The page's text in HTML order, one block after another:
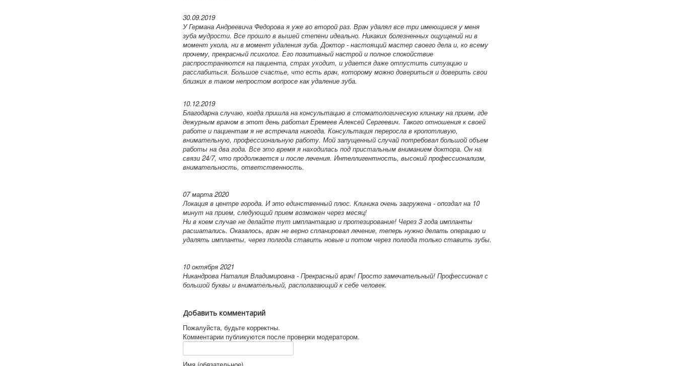
30.09.2019
У Германа Андреевича Федорова я уже во второй раз. Врач удалял все три имеющиеся у меня
зуба мудрости. Все прошло в вышей степени идеально. Никаких болезненных ощущений ни в
момент укола, ни в момент удаления зуба. Доктор - настоящий мастер своего дела и, ко всему
прочему, прекрасный психолог. Его позитивный настрой и полное спокойствие
распространяются на пациента, страх уходит, и удается даже отпустить ситуацию и
расслабиться. Большое счастье, что есть врач, которому можно довериться и доверить свои
близких в таком непростом вопросе как удаление зуба.
10.12.2019
Благодарна случаю, когда пришла на консультацию в стоматологическую клинику на прием, где
дежурным врачом в этот день работал Еремеев Алексей Сергеевич. Такого отношения к своей
работе и пациентам я не встречала никогда. Консультация переросла в кропотливую,
внимательную, профессиональную работу. Мой запущенный случай потребовал большой объем
работы на два года. Все это время я находилась под пристальным вниманием доктора. Он на
связи 24/7, что продолжается и после лечения. Интеллигентность, высокий профессионализм,
внимательность, ответственность.
07 марта 2020
Локация в центре города. И это единственный плюс. Клиника очень загружена - опоздал на 10
минут на прием, следующий прием возможен через месяц!
Ни в коем случае не делайте тут имплантацию и протезирование! Через 3 года импланты
расшатались. Оказалось, врач не верно спланировал лечение, теперь нужно делать операцию и
удалять импланты, через полгода ставить новые и потом через полгода только ставить зубы.
10 октября 2021
Никандрова Наталия Владимировна - Прекрасный врач! Просто замечательный! Профессионал с
большой буквы и внимательный, располагающий к себе человек.
Добавить комментарий
Пожалуйста, будьте корректны.
Комментарии публикуются после проверки модератором.